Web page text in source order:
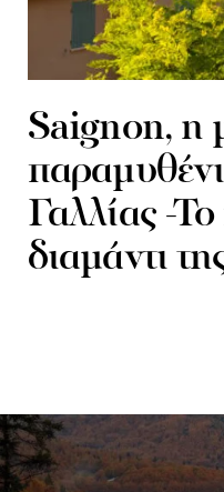
Saignon, η
Γαλλίας -
διαμάντι